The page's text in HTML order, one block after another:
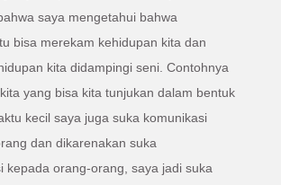
saya mengetahui bahwa
bisa merekam kehidupan kita dan
kita didampingi seni. Contohnya
yang bisa kita tunjukan dalam bentuk
kecil saya juga suka komunikasi
dan dikarenakan suka
kepada orang-orang, saya jadi suka